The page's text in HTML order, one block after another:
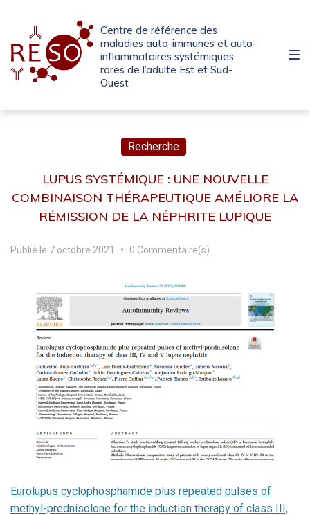
navigation
principale
contenu
pied
de
page
Centre de référence des
maladies auto-immunes et auto-
inflammatoires systémiques
rares de l’adulte Est et Sud-
Ouest
Recherche
LUPUS SYSTÉMIQUE : UNE NOUVELLE
COMBINAISON THÉRAPEUTIQUE AMÉLIORE LA
RÉMISSION DE LA NÉPHRITE LUPIQUE
Publié le 7 octobre 2021 • 0 Commentaire(s)
Eurolupus cyclophosphamide plus repeated pulses of
methyl-prednisolone for the induction therapy of class III,